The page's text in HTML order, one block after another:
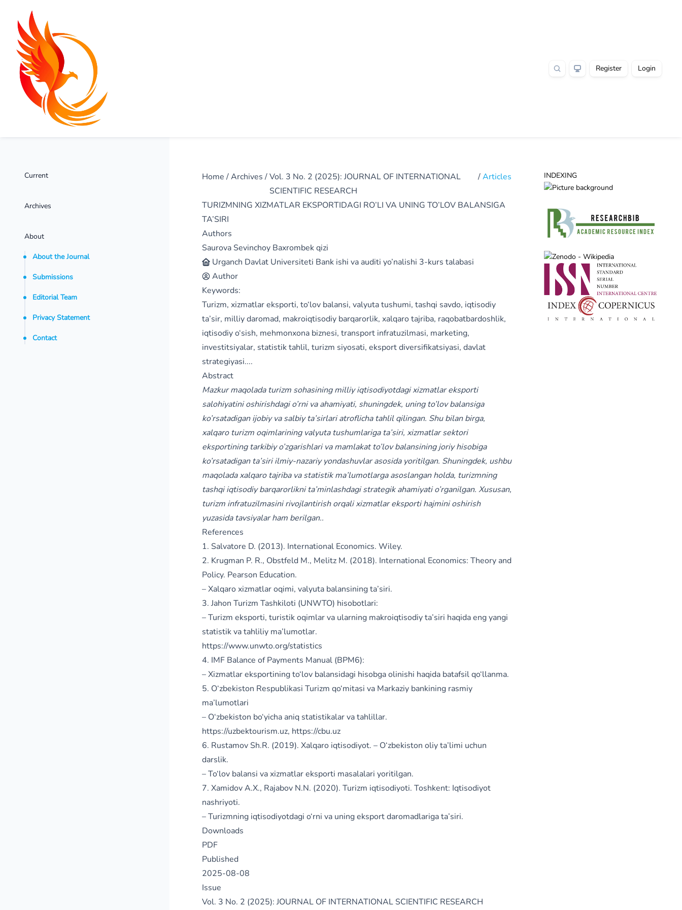
Register Login
Current
Archives
About
About the Journal
Submissions
Editorial Team
Privacy Statement
Contact
Home /Archives /Vol. 3 No. 2 (2025): JOURNAL OF INTERNATIONAL
SCIENTIFIC RESEARCH
/Articles
TURIZMNING XIZMATLAR EKSPORTIDAGI RO’LI VA UNING TO’LOV BALANSIGA
TA’SIRI
Authors
Saurova Sevinchoy Baxrombek qizi
Urganch Davlat Universiteti Bank ishi va auditi yo’nalishi 3-kurs talabasi
Author
Keywords:
Turizm, xizmatlar eksporti, to‘lov balansi, valyuta tushumi, tashqi savdo, iqtisodiy
ta’sir, milliy daromad, makroiqtisodiy barqarorlik, xalqaro tajriba, raqobatbardoshlik,
iqtisodiy o‘sish, mehmonxona biznesi, transport infratuzilmasi, marketing,
investitsiyalar, statistik tahlil, turizm siyosati, eksport diversifikatsiyasi, davlat
strategiyasi....
Abstract
Mazkur maqolada turizm sohasining milliy iqtisodiyotdagi xizmatlar eksporti
salohiyatini oshirishdagi o’rni va ahamiyati, shuningdek, uning to’lov balansiga
ko’rsatadigan ijobiy va salbiy ta’sirlari atroflicha tahlil qilingan. Shu bilan birga,
xalqaro turizm oqimlarining valyuta tushumlariga ta’siri, xizmatlar sektori
eksportining tarkibiy o’zgarishlari va mamlakat to’lov balansining joriy hisobiga
ko’rsatadigan ta’siri ilmiy-nazariy yondashuvlar asosida yoritilgan. Shuningdek, ushbu
maqolada xalqaro tajriba va statistik ma’lumotlarga asoslangan holda, turizmning
tashqi iqtisodiy barqarorlikni ta’minlashdagi strategik ahamiyati o’rganilgan. Xususan,
turizm infratuzilmasini rivojlantirish orqali xizmatlar eksporti hajmini oshirish
yuzasida tavsiyalar ham berilgan..
References
1. Salvatore D. (2013). International Economics. Wiley.
2. Krugman P. R., Obstfeld M., Melitz M. (2018). International Economics: Theory and
Policy. Pearson Education.
– Xalqaro xizmatlar oqimi, valyuta balansining ta’siri.
3. Jahon Turizm Tashkiloti (UNWTO) hisobotlari:
– Turizm eksporti, turistik oqimlar va ularning makroiqtisodiy ta’siri haqida eng yangi
statistik va tahliliy ma’lumotlar.
https://www.unwto.org/statistics
4. IMF Balance of Payments Manual (BPM6):
– Xizmatlar eksportining to‘lov balansidagi hisobga olinishi haqida batafsil qo‘llanma.
5. O‘zbekiston Respublikasi Turizm qo‘mitasi va Markaziy bankining rasmiy
ma’lumotlari
– O‘zbekiston bo‘yicha aniq statistikalar va tahlillar.
https://uzbektourism.uz, https://cbu.uz
6. Rustamov Sh.R. (2019). Xalqaro iqtisodiyot. – O‘zbekiston oliy ta’limi uchun
darslik.
– To‘lov balansi va xizmatlar eksporti masalalari yoritilgan.
7. Xamidov A.X., Rajabov N.N. (2020). Turizm iqtisodiyoti. Toshkent: Iqtisodiyot
nashriyoti.
– Turizmning iqtisodiyotdagi o‘rni va uning eksport daromadlariga ta’siri.
Downloads
PDF
Published
2025-08-08
Issue
Vol. 3 No. 2 (2025): JOURNAL OF INTERNATIONAL SCIENTIFIC RESEARCH
INDEXING